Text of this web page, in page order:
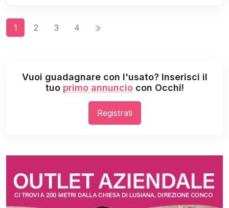
1 2 3 4
Vuoi guadagnare con l'usato? Inserisci il
tuo primo annunciocon Occhi!
Registrati